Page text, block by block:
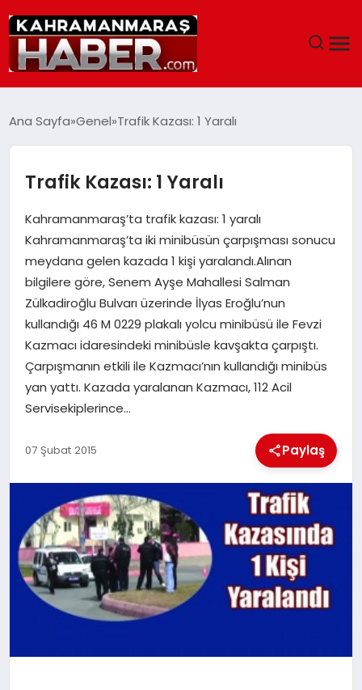
SIYASET
EĞITIM
EKONOMI
SAĞLIK
GENEL
SPOR
İLÇE HABERLERI
DÜNYA
İLETIŞIM
YAZARLAR
KÜNYE
Ana Sayfa Genel Trafik Kazası: 1 Yaralı
Trafik Kazası: 1 Yaralı
Kahramanmaraş’ta trafik kazası: 1 yaralı
Kahramanmaraş’ta iki minibüsün çarpışması sonucu
meydana gelen kazada 1 kişi yaralandı.Alınan
bilgilere göre, Senem Ayşe Mahallesi Salman
Zülkadiroğlu Bulvarı üzerinde İlyas Eroğlu’nun
kullandığı 46 M 0229 plakalı yolcu minibüsü ile Fevzi
Kazmacı idaresindeki minibüsle kavşakta çarpıştı.
Çarpışmanın etkili ile Kazmacı’nın kullandığı minibüs
yan yattı. Kazada yaralanan Kazmacı, 112 Acil
Servisekiplerince…
07 Şubat 2015 Paylaş